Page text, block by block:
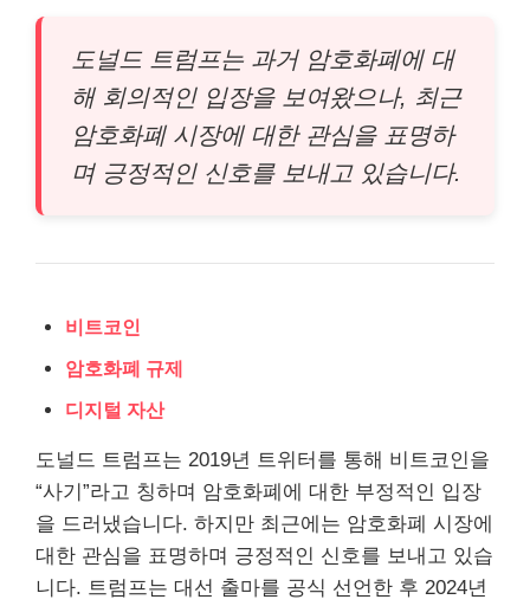
도널드 트럼프는 과거 암호화폐에 대
해 회의적인 입장을 보여왔으나, 최근
암호화폐 시장에 대한 관심을 표명하
며 긍정적인 신호를 보내고 있습니다.
비트코인
암호화폐 규제
디지털 자산
도널드 트럼프는 2019년 트위터를 통해 비트코인을
“사기”라고 칭하며 암호화폐에 대한 부정적인 입장
을 드러냈습니다. 하지만 최근에는 암호화폐 시장에
대한 관심을 표명하며 긍정적인 신호를 보내고 있습
니다. 트럼프는 대선 출마를 공식 선언한 후 2024년